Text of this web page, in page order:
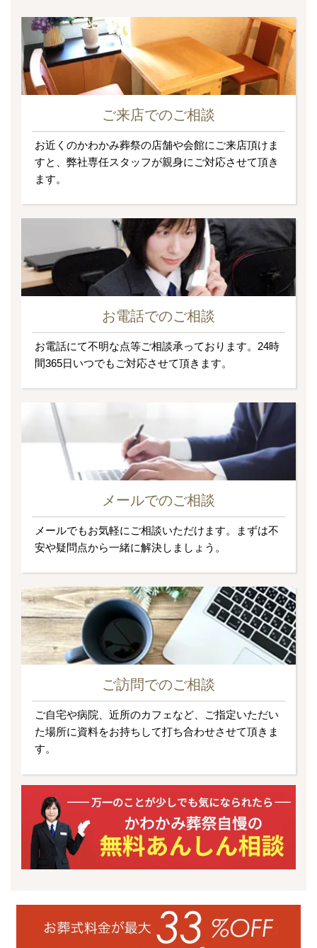
ご来店でのご相談
お近くのかわかみ葬祭の店舗や会館にご来店頂けま
すと、弊社専任スタッフが親身にご対応させて頂き
ます。
お電話でのご相談
お電話にて不明な点等ご相談承っております。24時
間365日いつでもご対応させて頂きます。
メールでのご相談
メールでもお気軽にご相談いただけます。まずは不
安や疑問点から一緒に解決しましょう。
ご訪問でのご相談
ご自宅や病院、近所のカフェなど、ご指定いただい
た場所に資料をお持ちして打ち合わせさせて頂きま
す。